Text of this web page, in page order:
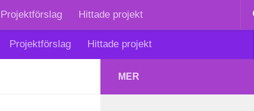
Projektförslag Hittade projekt
Projektförslag Hittade projekt
MER